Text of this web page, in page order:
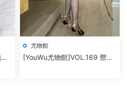
尤物館
[YouWu尤物館]VOL.169 禦姐